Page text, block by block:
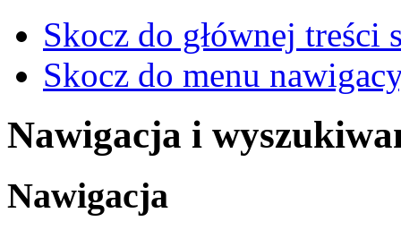
Skocz do głównej treści
Skocz do menu
Nawigacja i
Nawigacja